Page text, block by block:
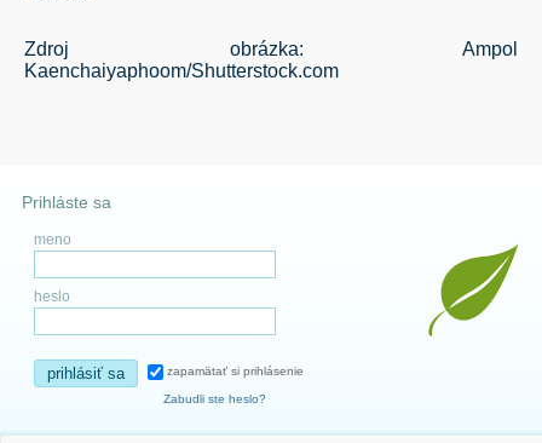
Zdroj obrázka: Ampol
Kaenchaiyaphoom/Shutterstock.com
Prihláste sa
meno
heslo
prihlásiť sa zapamätať si prihlásenie
Zabudli ste heslo?